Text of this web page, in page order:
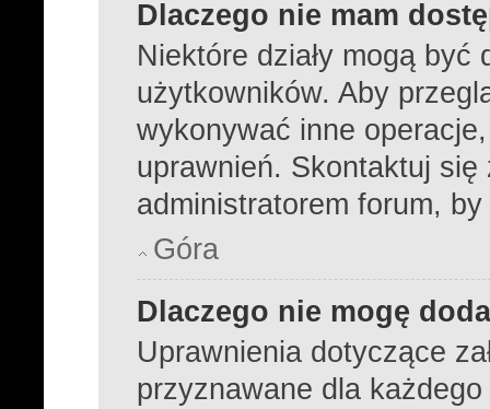
Dlaczego nie mam
Niektóre działy mogą
użytkowników. Aby
wykonywać inne
uprawnień. Skontaktuj się
administratorem forum,
Góra
Dlaczego nie mogę
Uprawnienia dotyczące
przyznawane dla